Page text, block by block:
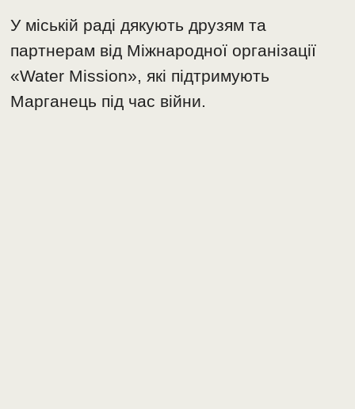
У міській раді дякують друзям та
партнерам від Міжнародної організації
«Water Mission», які підтримують
Марганець під час війни.